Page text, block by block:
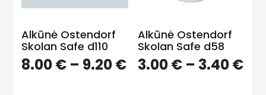
Alkūnė Ostendorf
Skolan Safe d110
8.00€ – 9.20€Price
Alkūnė Ostendorf
Skolan Safe d58
3.00€ – 3.40€